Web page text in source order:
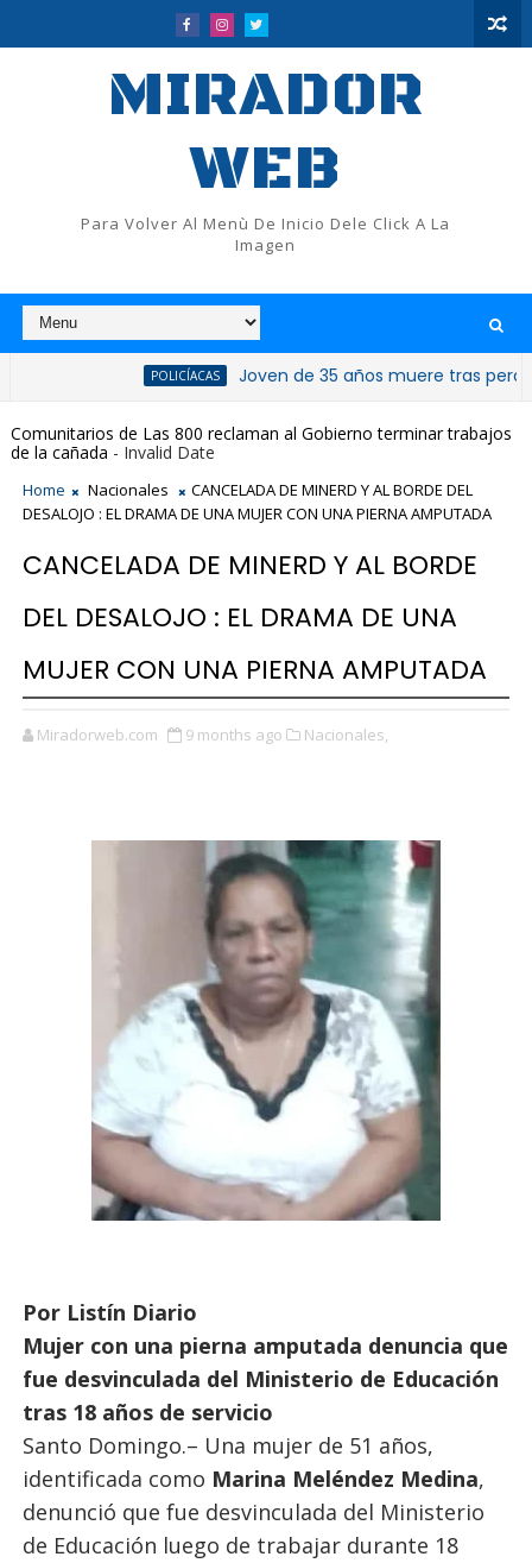
MIRADOR
WEB
Para Volver Al Menù De Inicio Dele Click A La
Imagen
Joven de 35 años muere tras perder el
aéreos de sus integrantes
Comunitarios de Las 800 reclaman al Gobierno terminar trabajos
de la cañada - Invalid Date
Home Nacionales
CANCELADA DE MINERD Y AL BORDE DEL
DESALOJO : EL DRAMA DE UNA MUJER CON UNA PIERNA AMPUTADA
CANCELADA DE MINERD Y AL BORDE
DEL DESALOJO : EL DRAMA DE UNA
MUJER CON UNA PIERNA AMPUTADA
Miradorweb.com 9 months ago Nacionales,
Por Listín Diario
Mujer con una pierna amputada denuncia que
fue desvinculada del Ministerio de Educación
tras 18 años de servicio
Santo Domingo.– Una mujer de 51 años,
identificada como Marina Meléndez Medina,
denunció que fue desvinculada del Ministerio
de Educación luego de trabajar durante 18